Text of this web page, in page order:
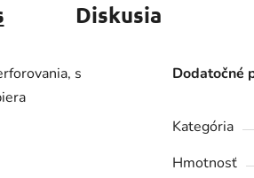
Diskusia
s
Dodatočné
Kategória
Hmotnosť